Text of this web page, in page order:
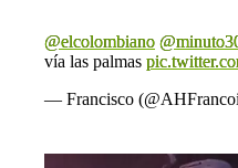
@elcolombiano
vía las palmas
— Francisco